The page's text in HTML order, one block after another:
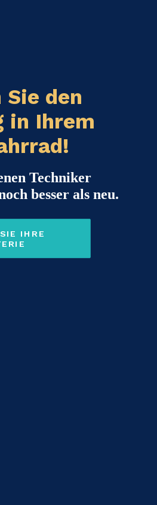
Sie den
in Ihrem
Techniker
besser als neu.
IHRE